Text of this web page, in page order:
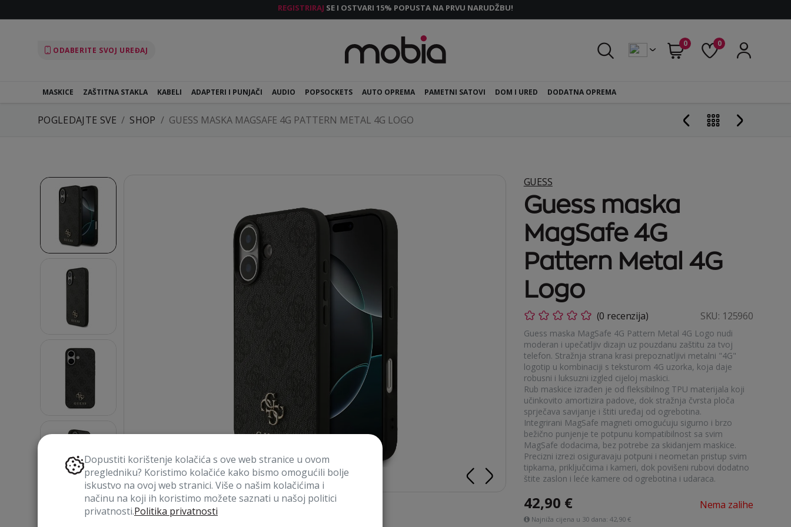
REGISTRIRAJ SE I OSTVARI 15% POPUSTA NA PRVU NARUDŽBU!
ODABERITE SVOJ UREĐAJ
0 0
MASKICE ZAŠTITNA STAKLA KABELI ADAPTERI I PUNJAČI AUDIO POPSOCKETS AUTO OPREMA PAMETNI SATOVI DOM I URED DODATNA OPREMA
POGLEDAJTE SVE SHOP GUESS MASKA MAGSAFE 4G PATTERN METAL 4G LOGO
GUESS
Guess maska
MagSafe 4G
Pattern Metal 4G
Logo
(0 recenzija) SKU: 125960
Guess maska MagSafe 4G Pattern Metal 4G Logo nudi
moderan i upečatljiv dizajn uz pouzdanu zaštitu za tvoj
telefon. Stražnja strana krasi prepoznatljivi metalni "4G"
logotip u kombinaciji s teksturom 4G uzorka, koja daje
robusni i luksuzni izgled cijeloj maskici.
Rub maskice izrađen je od fleksibilnog TPU materijala koji
učinkovito amortizira padove, dok stražnja čvrsta ploča
sprječava savijanje i štiti uređaj od ogrebotina.
Integrirani MagSafe magneti omogućuju sigurno i brzo
bežično punjenje te potpunu kompatibilnost sa svim
MagSafe dodacima, bez potrebe za skidanjem maskice.
Precizni izrezi osiguravaju potpuni i neometan pristup svim
tipkama, priključcima i kameri, dok povišeni rubovi dodatno
štite zaslon i leće kamere od ogrebotina i udaraca.
42,90 €
Najniža cijena u 30 dana: 42,90 €
Nema zalihe
Dopustiti korištenje kolačića s ove web stranice u ovom
pregledniku? Koristimo kolačiće kako bismo omogućili bolje
iskustvo na ovoj web stranici. Više o našim kolačićima i
načinu na koji ih koristimo možete saznati u našoj politici
privatnosti.Politika privatnosti